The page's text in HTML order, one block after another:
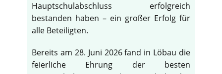
Hauptschulabschluss erfolgreich
bestanden haben – ein großer Erfolg für
alle Beteiligten.
Bereits am 28. Juni 2026 fand in Löbau die
feierliche Ehrung der besten